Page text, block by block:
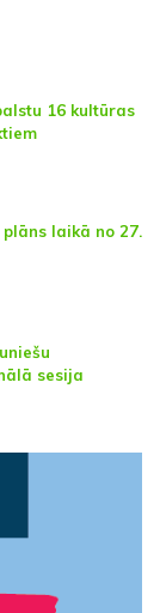
16 kultūras
laikā no 27.
sesija